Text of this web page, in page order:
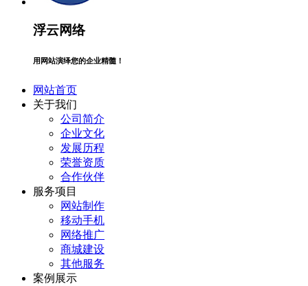
浮云网络
用网站演绎您的企业精髓！
网站首页
关于我们
公司简介
企业文化
发展历程
荣誉资质
合作伙伴
服务项目
网站制作
移动手机
网络推广
商城建设
其他服务
案例展示